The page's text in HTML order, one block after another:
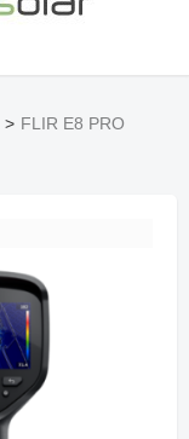
> FLIR E8 PRO